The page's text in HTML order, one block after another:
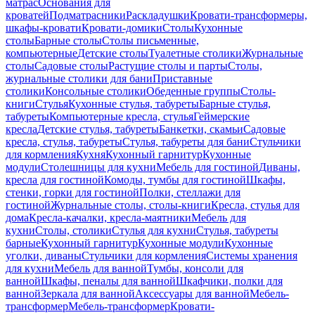
матрасОснования для
кроватейПодматрасникиРаскладушкиКровати-трансформеры,
шкафы-кроватиКровати-домикиСтолыКухонные
столыБарные столыСтолы письменные,
компьютерныеДетские столыТуалетные столикиЖурнальные
столыСадовые столыРастущие столы и партыСтолы,
журнальные столики для баниПриставные
столикиКонсольные столикиОбеденные группыСтолы-
книгиСтульяКухонные стулья, табуретыБарные стулья,
табуретыКомпьютерные кресла, стульяГеймерские
креслаДетские стулья, табуретыБанкетки, скамьиСадовые
кресла, стулья, табуретыСтулья, табуреты для баниСтульчики
для кормленияКухняКухонный гарнитурКухонные
модулиСтолешницы для кухниМебель для гостинойДиваны,
кресла для гостинойКомоды, тумбы для гостинойШкафы,
стенки, горки для гостинойПолки, стеллажи для
гостинойЖурнальные столы, столы-книгиКресла, стулья для
домаКресла-качалки, кресла-маятникиМебель для
кухниСтолы, столикиСтулья для кухниСтулья, табуреты
барныеКухонный гарнитурКухонные модулиКухонные
уголки, диваныСтульчики для кормленияСистемы хранения
для кухниМебель для ваннойТумбы, консоли для
ваннойШкафы, пеналы для ваннойШкафчики, полки для
ваннойЗеркала для ваннойАксессуары для ваннойМебель-
трансформерМебель-трансформерКровати-